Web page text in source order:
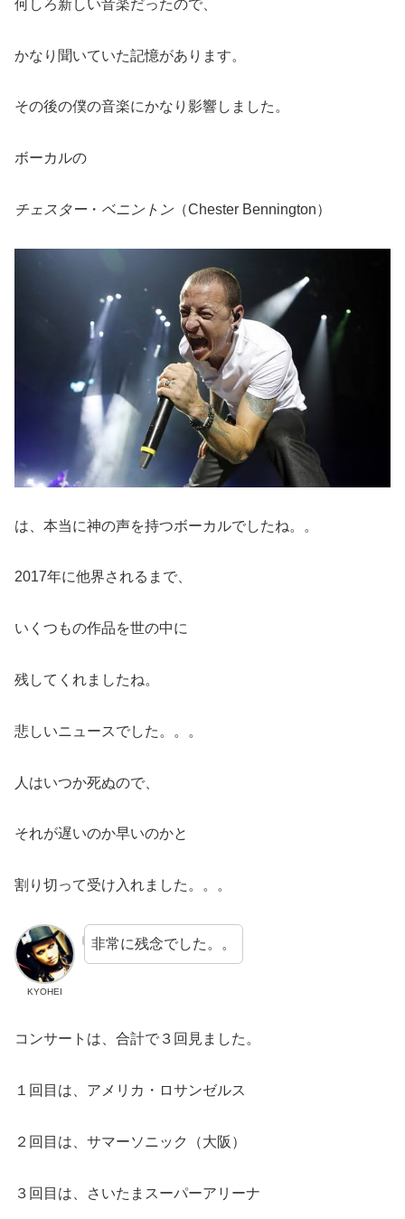
何しろ新しい音楽だったので、
かなり聞いていた記憶があります。
その後の僕の音楽にかなり影響しました。
ボーカルの
チェスター・ ベニントン（Chester Bennington）
は、本当に神の声を持つボーカルでしたね。。
2017年に他界されるまで、
いくつもの作品を世の中に
残してくれましたね。
悲しいニュースでした。。。
人はいつか死ぬので、
それが遅いのか早いのかと
割り切って受け入れました。。。
KYOHEI
非常に残念でした。。
コンサートは、合計で３回見ました。
１回目は、アメリカ・ロサンゼルス
２回目は、サマーソニック（大阪）
３回目は、さいたまスーパーアリーナ